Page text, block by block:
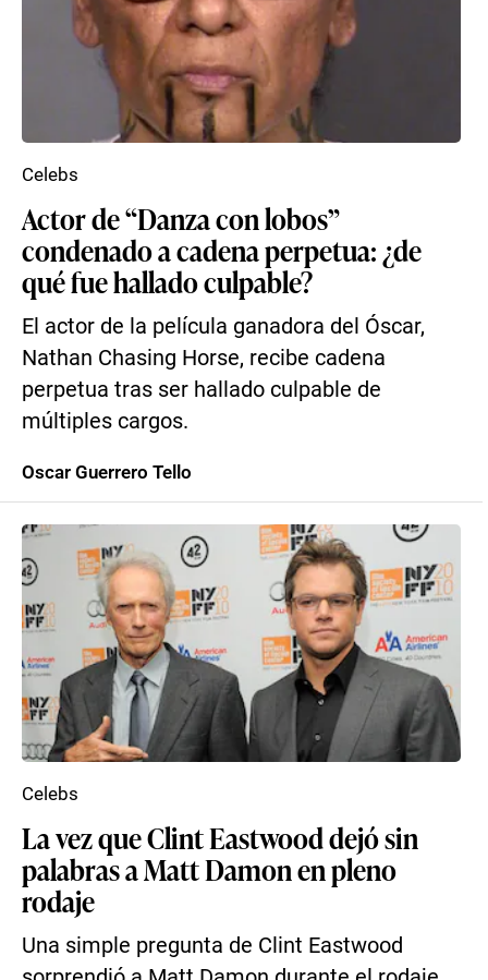
Actor de “Danza con lobos”
condenado a cadena perpetua: ¿de
qué fue hallado culpable?
El actor de la película ganadora del Óscar,
Nathan Chasing Horse, recibe cadena
perpetua tras ser hallado culpable de
múltiples cargos.
Celebs
Oscar Guerrero Tello
La vez que Clint Eastwood dejó sin
palabras a Matt Damon en pleno
rodaje
Una simple pregunta de Clint Eastwood
Celebs